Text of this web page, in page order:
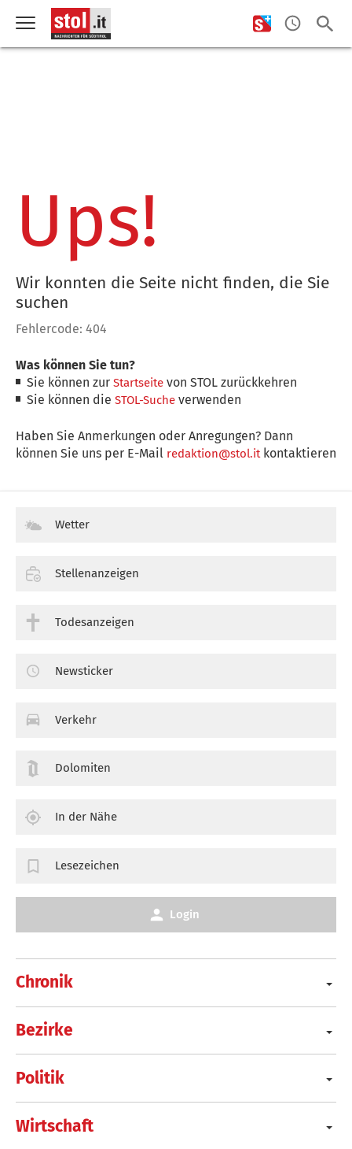
Ups!
Wir konnten die Seite nicht finden, die Sie
suchen
Fehlercode: 404
Was können Sie tun?
Sie können zurStartseite von STOL zurückkehren
Sie können dieSTOL-Suche verwenden
Haben Sie Anmerkungen oder Anregungen? Dann
können Sie uns per E-Mail redaktion@stol.itkontaktieren
Chronik
Bezirke
Politik
Wirtschaft
Wetter
Stellenanzeigen
Todesanzeigen
Newsticker
Verkehr
Dolomiten
In der Nähe
Lesezeichen
Login